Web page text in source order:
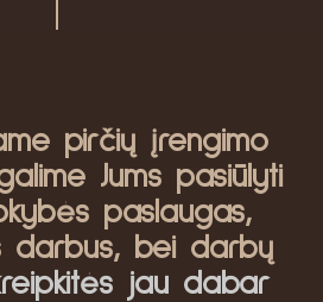
pirčių įrengimo
Jums pasiūlyti
paslaugas,
darbus, bei darbų
jau dabar